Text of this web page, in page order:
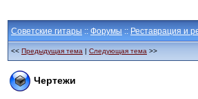
Советские гитары :: Форумы :: Реставрация и
<< Предыдущая тема | Следующая тема >>
Чертежи